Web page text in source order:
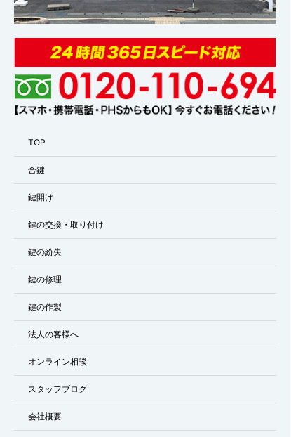
TOP
合鍵
鍵開け
鍵の交換・取り付け
鍵の紛失
鍵の修理
鍵の作製
法人の客様へ
オンライン相談
スタッフブログ
会社概要